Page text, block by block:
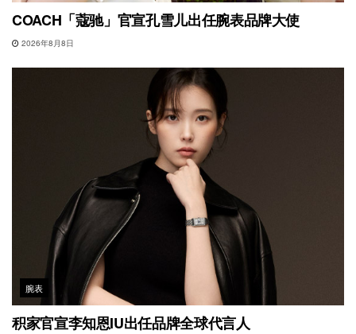
COACH「蔻驰」官宣孔雪儿出任腕表品牌大使
2026年8月8日
腕表
积家官宣李知恩IU出任品牌全球代言人